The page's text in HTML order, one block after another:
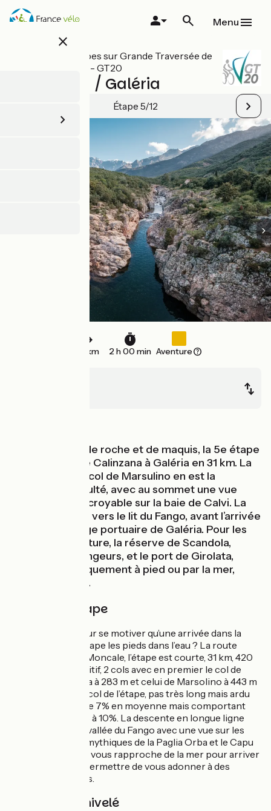
Aller
au
close
Menu
Toutes les étapes sur Grande Traversée de
la Corse à vélo - GT20
Calenzana / Galéria
Étape 5/12
30 km 2 h 00 min Aventure
Dans un décor de roche et de maquis, la 5e étape
de la GT20 relie Calinzana à Galéria en 31 km. La
montée vers le col de Marsulino en est la
principale difficulté, avec au sommet une vue
panoramique incroyable sur la baie de Calvi. La
descente mène vers le lit du Fango, avant l’arrivée
au paisible village portuaire de Galéria. Pour les
amateurs de nature, la réserve de Scandola,
paradis des plongeurs, et le port de Girolata,
accessibles uniquement à pied ou par la mer,
valent le détour.
Détail de l'étape
Quoi de mieux pour se motiver qu’une arrivée dans la
prochaine ville-étape les pieds dans l’eau ? La route
débute direction Moncale, l’étape est courte, 31 km, 420
m de dénivelé positif, 2 cols avec en premier le col de
Bocca Di Neraghia à 283 m et celui de Marsolino à 443 m
d’altitude, second col de l’étape, pas très long mais ardu
avec des pentes de 7% en moyenne mais comportant
quelques sections à 10%. La descente en longue ligne
droite traverse la vallée du Fango avec une vue sur les
deux montagnes mythiques de la Paglia Orba et le Capu
Tafunatu. La route vous rapproche de la mer pour arriver
à Galéria et vous permettre de vous adonner à des
activités nautiques.
Pentes et dénivelé